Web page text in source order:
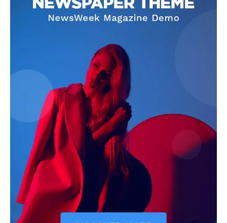
AIN NEWS 1
Contact Us
Privacy Policy
Terms of Use Agreement
Facebook
X WhatsApp
Share